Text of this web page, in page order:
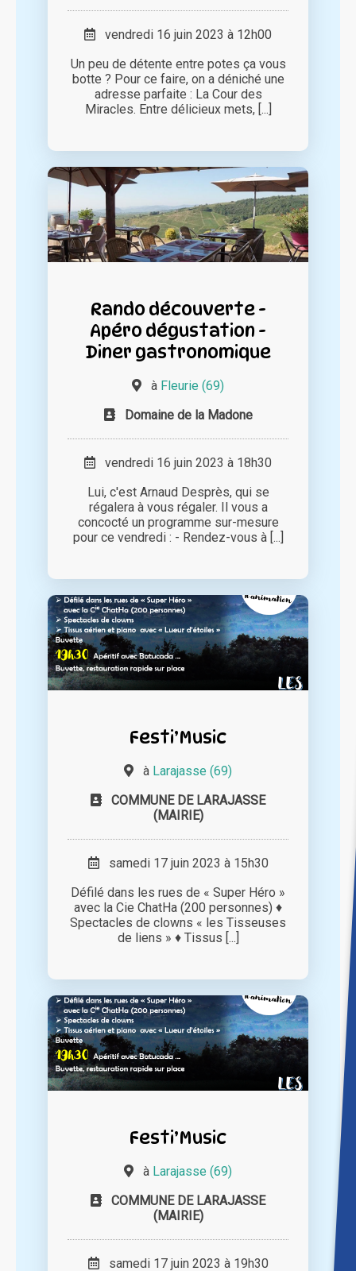
vendredi 16 juin 2023 à 12h00
Un peu de détente entre potes ça vous
botte ? Pour ce faire, on a déniché une
adresse parfaite : La Cour des
Miracles. Entre délicieux mets, [...]
Rando découverte -
Apéro dégustation -
Diner gastronomique
à Fleurie (69)
Domaine de la Madone
vendredi 16 juin 2023 à 18h30
Lui, c'est Arnaud Desprès, qui se
régalera à vous régaler. Il vous a
concocté un programme sur-mesure
pour ce vendredi : - Rendez-vous à [...]
Festi’Music
à Larajasse (69)
COMMUNE DE LARAJASSE
(MAIRIE)
samedi 17 juin 2023 à 15h30
Défilé dans les rues de « Super Héro »
avec la Cie ChatHa (200 personnes) ♦
Spectacles de clowns « les Tisseuses
de liens » ♦ Tissus [...]
Festi’Music
à Larajasse (69)
COMMUNE DE LARAJASSE
(MAIRIE)
samedi 17 juin 2023 à 19h30